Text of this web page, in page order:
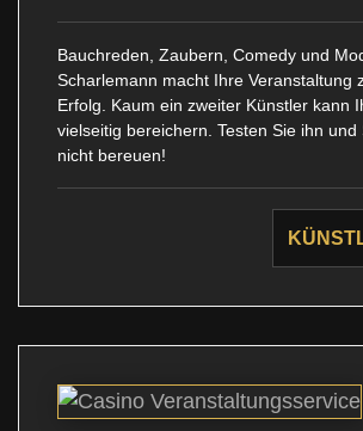
Bauchreden, Zaubern, Comedy und
Scharlemann macht Ihre Veranstaltung
Erfolg. Kaum ein zweiter Künstler kann
vielseitig bereichern. Testen Sie ihn und
nicht bereuen!